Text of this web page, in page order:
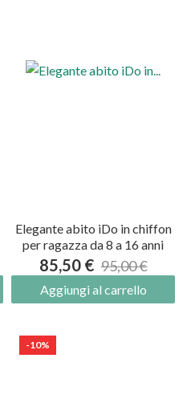
Elegante abito iDo in chiffon
per ragazza da 8 a 16 anni
85,50 € 95,00 €
Aggiungi al carrello
-10%